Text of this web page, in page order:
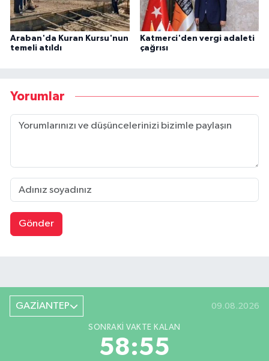
Araban'da Kuran Kursu'nun
temeli atıldı
Katmerci'den vergi adaleti
çağrısı
Yorumlar
Gönder
GAZİANTEP 09.08.2026
SONRAKI VAKTE KALAN
58:54